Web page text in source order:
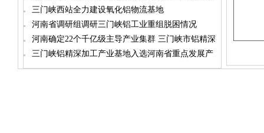
三门峡西站全力建设氧化铝物流基地
河南省调研组调研三门峡铝工业重组脱困情况
河南确定22个千亿级主导产业集群 三门峡市铝精深
加工入选
三门峡铝精深加工产业基地入选河南省重点发展产
业集群名单